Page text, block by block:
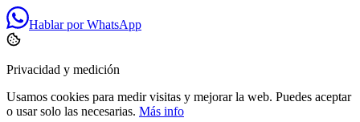
Hablar por WhatsApp
Privacidad y medición
Usamos cookies para medir visitas y mejorar la web. Puedes aceptar
o usar solo las necesarias. Más info